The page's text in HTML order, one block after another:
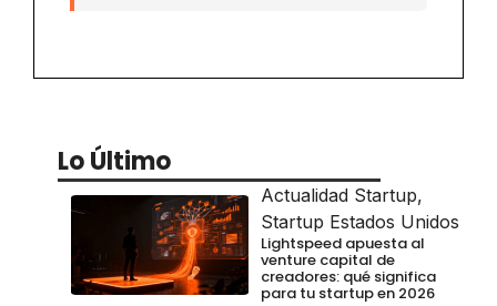
Lo Último
Actualidad Startup,
Startup Estados Unidos
Lightspeed apuesta al
venture capital de
creadores: qué significa
para tu startup en 2026